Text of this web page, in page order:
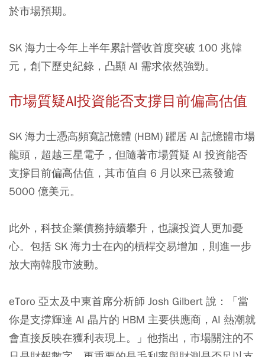
於市場預期。
SK 海力士今年上半年累計營收首度突破 100 兆韓
元，創下歷史紀錄，凸顯 AI 需求依然強勁。
市場質疑AI投資能否支撐目前偏高估值
SK 海力士憑高頻寬記憶體 (HBM) 躍居 AI 記憶體市場
龍頭，超越三星電子，但隨著市場質疑 AI 投資能否
支撐目前偏高估值，其市值自 6 月以來已蒸發逾
5000 億美元。
此外，科技企業債務持續攀升，也讓投資人更加憂
心。包括 SK 海力士在內的槓桿交易增加，則進一步
放大南韓股市波動。
eToro 亞太及中東首席分析師 Josh Gilbert 說：「當
你是支撐輝達 AI 晶片的 HBM 主要供應商，AI 熱潮就
會直接反映在獲利表現上。」他指出，市場關注的不